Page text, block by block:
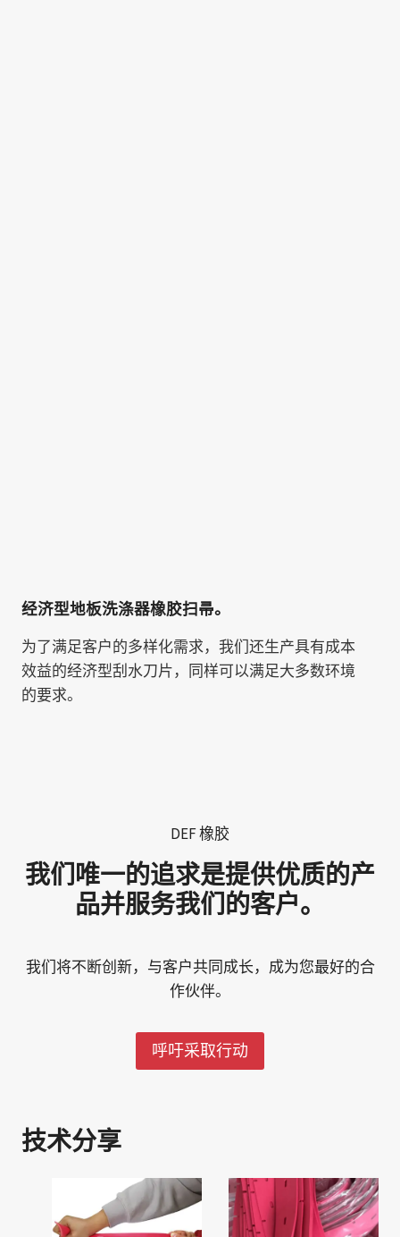
经济型地板洗涤器橡胶扫帚。
为了满足客户的多样化需求，我们还生产具有成本
效益的经济型刮水刀片，同样可以满足大多数环境
的要求。
DEF 橡胶
我们唯一的追求是提供优质的产
品并服务我们的客户。
我们将不断创新，与客户共同成长，成为您最好的合
作伙伴。
呼吁采取行动
技术分享